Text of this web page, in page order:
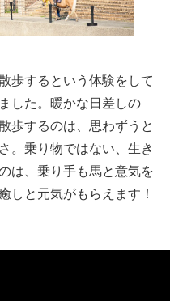
歩するという体験をして
した。暖かな日差しの
歩するのは、思わずうと
。乗り物ではない、生き
は、乗り手も馬と意気を
しと元気がもらえます！